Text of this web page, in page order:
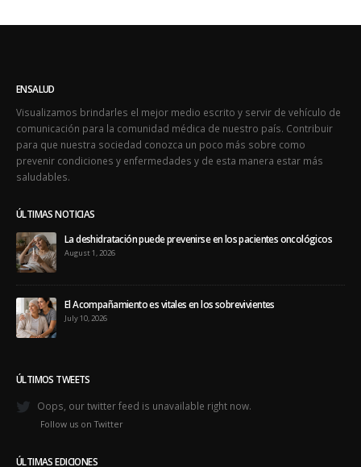
ENSALUD
Visualizamos brindarles el mejor medio escrito y servir de vehículo de
comunicación para la comunidad médica de nuestro país. Contribuir
para que nuestra sociedad conozca un poco más sobre como
prevenir condiciones y enfermedades y de esta manera estar más
saludables.
ÚLTIMAS NOTICIAS
La deshidratación puede prevenirse en los pacientes oncológicos
August 1, 2026
El Acompañamiento es vitales en los sobrevivientes
July 10, 2026
ÚLTIMOS TWEETS
Oops, our twitter feed is unavailable right now.
Follow us on Twitter
ÚLTIMAS EDICIONES